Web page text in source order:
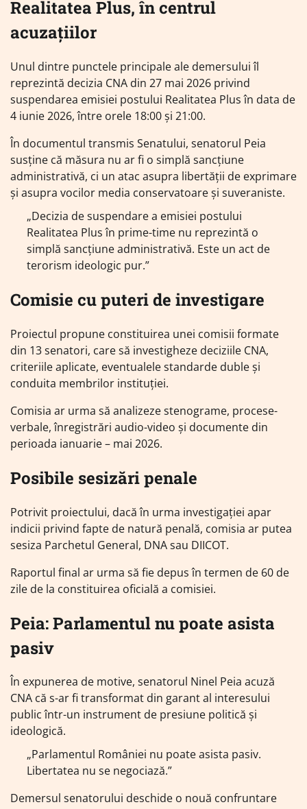
Realitatea Plus, în centrul
acuzațiilor
Unul dintre punctele principale ale demersului îl
reprezintă decizia CNA din 27 mai 2026 privind
suspendarea emisiei postului Realitatea Plus în data de
4 iunie 2026, între orele 18:00 și 21:00.
În documentul transmis Senatului, senatorul Peia
susține că măsura nu ar fi o simplă sancțiune
administrativă, ci un atac asupra libertății de exprimare
și asupra vocilor media conservatoare și suveraniste.
„Decizia de suspendare a emisiei postului
Realitatea Plus în prime-time nu reprezintă o
simplă sancțiune administrativă. Este un act de
terorism ideologic pur.”
Comisie cu puteri de investigare
Proiectul propune constituirea unei comisii formate
din 13 senatori, care să investigheze deciziile CNA,
criteriile aplicate, eventualele standarde duble și
conduita membrilor instituției.
Comisia ar urma să analizeze stenograme, procese-
verbale, înregistrări audio-video și documente din
perioada ianuarie – mai 2026.
Posibile sesizări penale
Potrivit proiectului, dacă în urma investigației apar
indicii privind fapte de natură penală, comisia ar putea
sesiza Parchetul General, DNA sau DIICOT.
Raportul final ar urma să fie depus în termen de 60 de
zile de la constituirea oficială a comisiei.
Peia: Parlamentul nu poate asista
pasiv
În expunerea de motive, senatorul Ninel Peia acuză
CNA că s-ar fi transformat din garant al interesului
public într-un instrument de presiune politică și
ideologică.
„Parlamentul României nu poate asista pasiv.
Libertatea nu se negociază.”
Demersul senatorului deschide o nouă confruntare